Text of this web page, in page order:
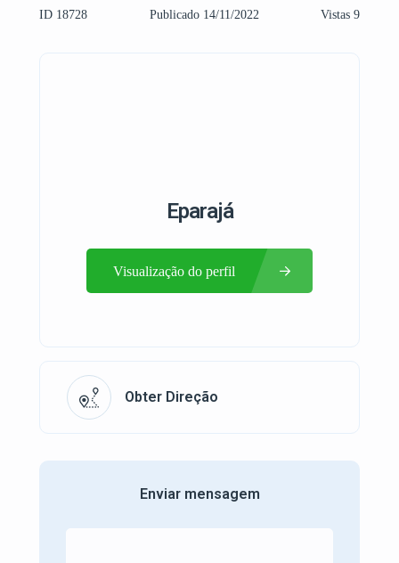
ID 18728 Publicado 14/11/2022 Vistas 9
Eparajá
Visualização do perfil
Obter Direção
Enviar mensagem